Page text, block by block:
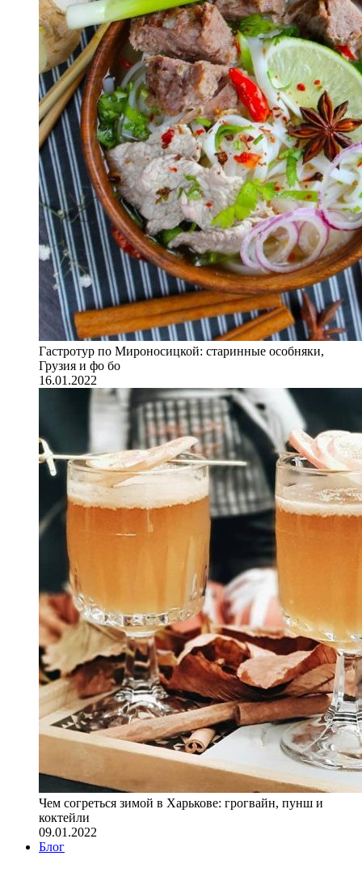
Гастротур по Мироносицкой: старинные особняки,
Грузия и фо бо
16.01.2022
Чем согреться зимой в Харькове: грогвайн, пунш и
коктейли
09.01.2022
Блог